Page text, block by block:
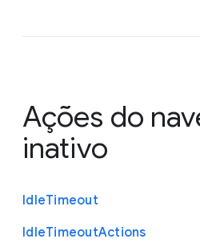
Ações do
inativo
IdleTimeout
IdleTimeoutActions